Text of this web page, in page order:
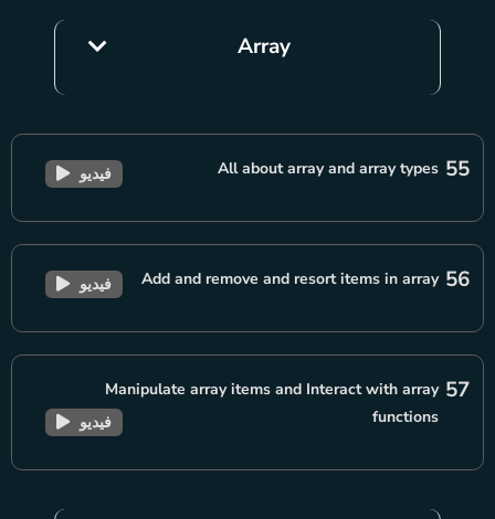
Array
55
All about array and array types فيديو
56
Add and remove and resort items in array فيديو
57
Manipulate array items and Interact with array
functions
فيديو